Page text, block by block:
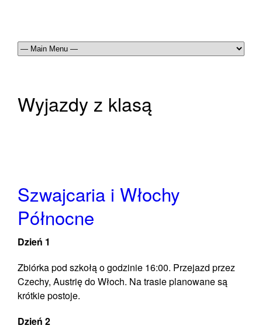
Wyjazdy z klasą
Szwajcaria i Włochy
Północne
Dzień 1
Zbiórka pod szkołą o godzinie 16:00. Przejazd przez
Czechy, Austrię do Włoch. Na trasie planowane są
krótkie postoje.
Dzień 2